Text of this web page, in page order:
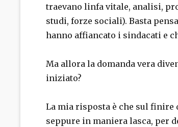
traevano linfa vitale, analisi,
studi, forze sociali). Basta
hanno affiancato i sindacati e
Ma allora la domanda vera
iniziato?
La mia risposta è che sul finire
seppure in maniera lasca, per